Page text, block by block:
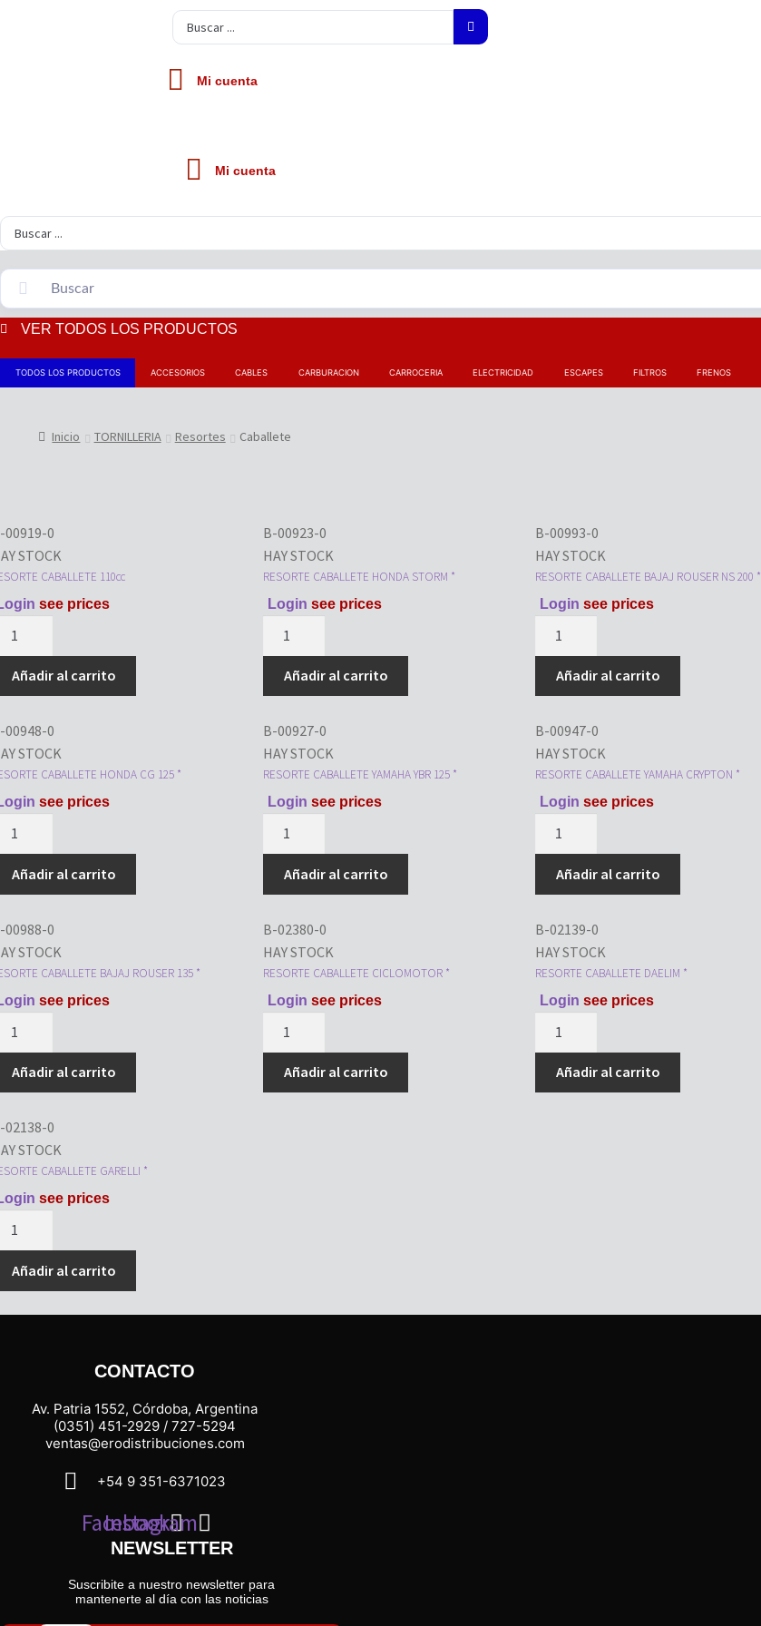
Search
...
Mi cuenta
Mi cuenta
Search
...
VER TODOS LOS PRODUCTOS
TODOS LOS PRODUCTOS ACCESORIOS CABLES CARBURACION CARROCERIA ELECTRICIDAD ESCAPES FILTROS FRENOS
Inicio TORNILLERIA Resortes Caballete
00919-0
STOCK
CABALLETE 110cc
see prices
Añadir al carrito
B-00923-0
HAY STOCK
RESORTE CABALLETE HONDA STORM *
Login see prices
HONDA
STORM
cantidad
Añadir al carrito
B-00993-0
HAY STOCK
RESORTE CABALLETE BAJAJ ROUSER NS 200 *
Login see prices
BAJAJ
ROUSER
200
*
cantidad
Añadir al carrito
00948-0
STOCK
CABALLETE HONDA CG 125 *
see prices
Añadir al carrito
B-00927-0
HAY STOCK
RESORTE CABALLETE YAMAHA YBR 125 *
Login see prices
YAMAHA
YBR
*
cantidad
Añadir al carrito
B-00947-0
HAY STOCK
RESORTE CABALLETE YAMAHA CRYPTON *
Login see prices
YAMAHA
CRYPTON
cantidad
Añadir al carrito
00988-0
STOCK
CABALLETE BAJAJ ROUSER 135 *
see prices
Añadir al carrito
B-02380-0
HAY STOCK
RESORTE CABALLETE CICLOMOTOR *
Login see prices
CICLOMOTOR
*
Añadir al carrito
B-02139-0
HAY STOCK
RESORTE CABALLETE DAELIM *
Login see prices
DAELIM
*
Añadir al carrito
02138-0
STOCK
CABALLETE GARELLI *
see prices
Añadir al carrito
CONTACTO
Av. Patria 1552, Córdoba, Argentina
(0351) 451-2929 / 727-5294
ventas@erodistribuciones.com
+54 9 351-6371023
Facebook
Instagram
NEWSLETTER
Suscribite a nuestro newsletter para
mantenerte al día con las noticias